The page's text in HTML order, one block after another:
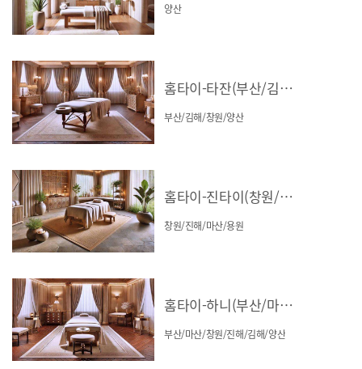
양산
홈타이-타잔(부산/김해/창원/양산)
부산/김해/창원/양산
홈타이-진타이(창원/진해/마산/용원)
창원/진해/마산/용원
홈타이-하니(부산/마산/창원/진해/김해/양산)
부산/마산/창원/진해/김해/양산